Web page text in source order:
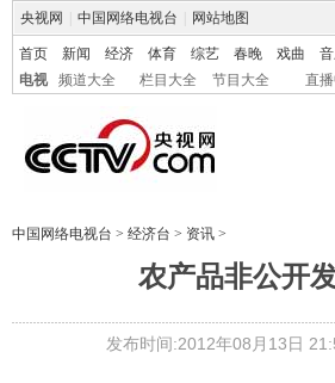
央视网 中国网络电视台 网站地图
首页 新闻 经济 体育 综艺 春晚 戏曲
电视
频道大全 栏目大全 节目大全 直
中国网络电视台 > 经济台 > 资讯 >
农产品非公开
发布时间:2012年08月13日